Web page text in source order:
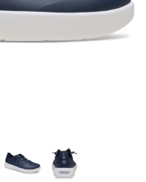
larger image
View larger image
View larger